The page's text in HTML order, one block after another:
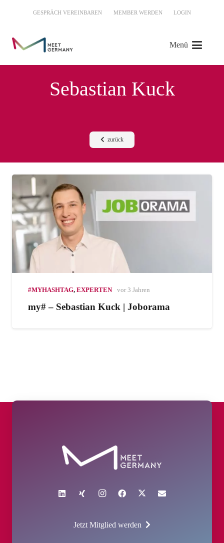
GESPRÄCH VEREINBAREN MEMBER WERDEN LOGIN
Menü
Sebastian Kuck
zurück
#MYHASHTAG, EXPERTEN vor 3 Jahren
my# – Sebastian Kuck | Joborama
Jetzt Mitglied werden